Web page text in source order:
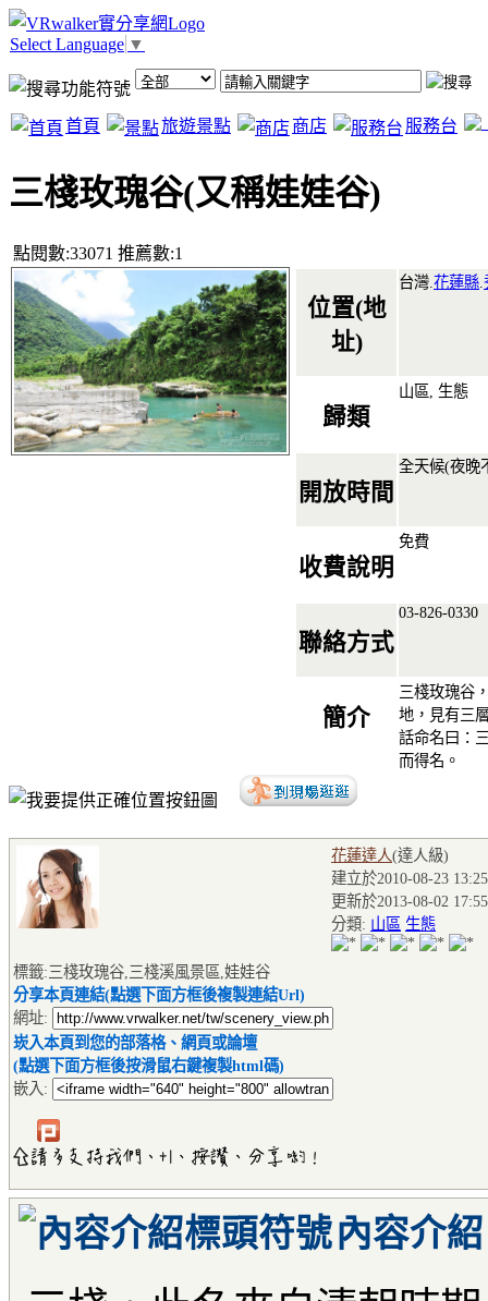
Select Language ▼
首頁 旅遊景點 商店 服務台
三棧玫瑰谷(又稱娃娃谷)
點閱數:33071 推薦數:1
位置(地
址)
台灣. 花蓮縣
歸類
山區, 生態
開放時間
全天候(夜晚
收費說明
免費
聯絡方式
03-826-0330‎
簡介
三棧玫瑰谷
地，見有三
話命名曰：
而得名。
花蓮達人(達人級)
建立於2010-08-23
更新於2013-08-02
分類: 山區 生態
標籤:三棧玫瑰谷,三棧溪風景區,娃娃谷
分享本頁連結(點選下面方框後複製連結Url)
網址:
崁入本頁到您的部落格、網頁或論壇
(點選下面方框後按滑鼠右鍵複製html碼)
嵌入:
內容介紹